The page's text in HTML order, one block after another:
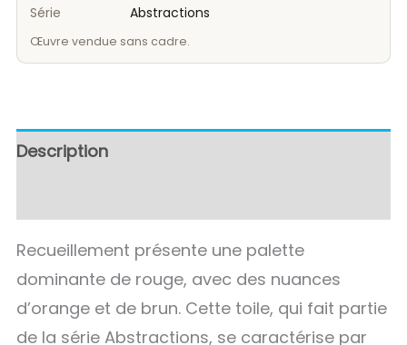
Série
Abstractions
Œuvre vendue sans cadre.
Description
Recueillement présente une palette
dominante de rouge, avec des nuances
d’orange et de brun. Cette toile, qui fait partie
de la série Abstractions, se caractérise par